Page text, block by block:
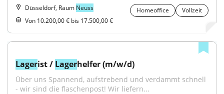
Düsseldorf, Raum Neuss Homeoffice
Vollzeit
Von 10.200,00 € bis 17.500,00 €
Lagerist / Lagerhelfer (m/w/d)
Über uns Spannend, aufstrebend und verdammt schnell
- wir sind die flaschenpost! Wir liefern...